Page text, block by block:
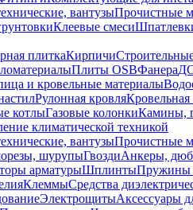
вантузыПрочистные
Клеевые смеси
плиткаКирпичи
Плиты OSBФанера
и кровельные материалы
Рулонная кровля
котлыГазовые колонкиКамины,
климатической техникой
вантузыПрочистные
шурупыГвоздиАнкеры,
арматурыШплинтыПружины
КлеммыСредства
ЭлектрощитыАксессуары